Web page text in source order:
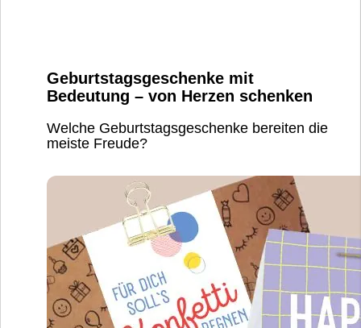
Geburtstagsgeschenke mit
Bedeutung – von Herzen schenken
Welche Geburtstagsgeschenke bereiten die
meiste Freude?